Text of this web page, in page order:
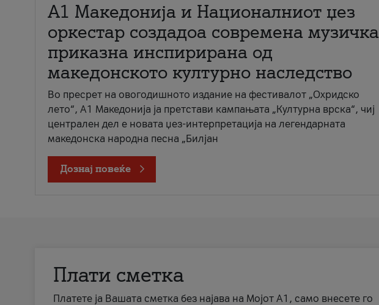
А1 Македонија и Националниот џез
оркестар создадоа современа музичка
приказна инспирирана од
македонското културно наследство
Во пресрет на овогодишното издание на фестивалот „Охридско
лето“, А1 Македонија ја претстави кампањата „Културна врска“, чиј
централен дел е новата џез-интерпретација на легендарната
македонска народна песна „Билјан
Дознај повеќе
Плати сметка
Платете ја Вашата сметка без најава на Мојот А1, само внесете го